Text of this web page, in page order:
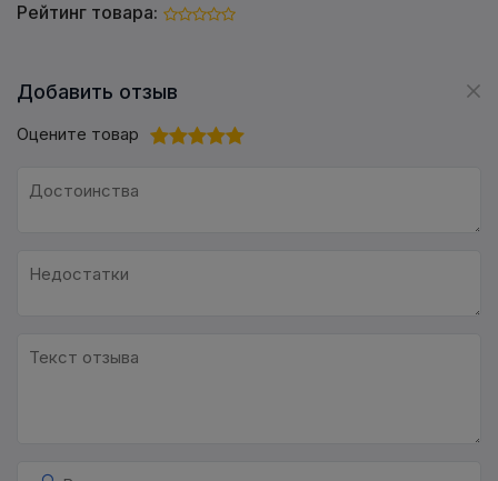
Рейтинг товара:
Добавить отзыв
Оцените товар